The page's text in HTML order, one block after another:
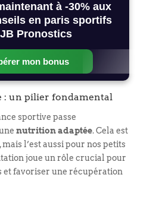
à -30% aux
en paris sportifs
Pronostics
mon bonus
un pilier fondamental
sportive passe
nutrition adaptée. Cela est
l’est aussi pour nos petits
joue un rôle crucial pour
favoriser une récupération